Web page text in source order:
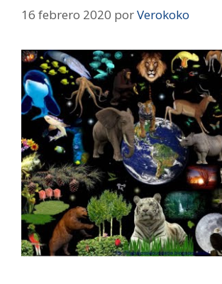
16 febrero 2020 porVerokoko